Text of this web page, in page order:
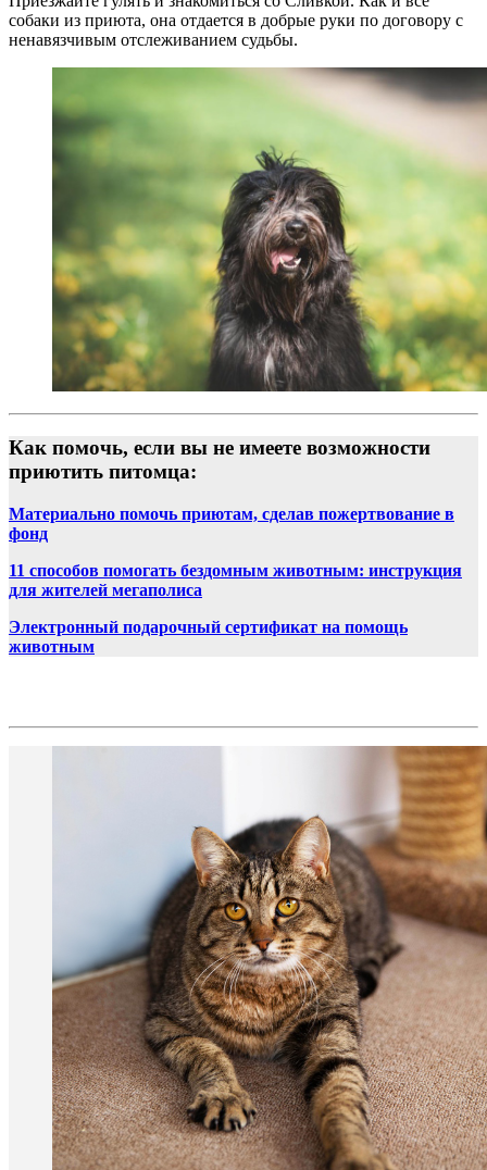
собаки из приюта, она отдается в добрые руки по договору с
ненавязчивым отслеживанием судьбы.
Как помочь, если вы не имеете возможности
приютить питомца:
Материально помочь приютам, сделав пожертвование в
фонд
11 способов помогать бездомным животным: инструкция
для жителей мегаполиса
Электронный подарочный сертификат на помощь
животным